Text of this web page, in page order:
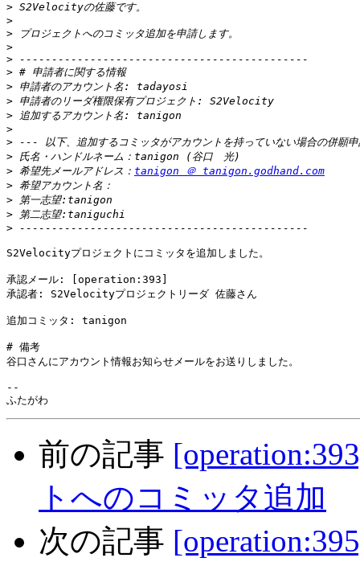
>
>
>
>
>
>
>
>
>
>
>
>
> 希望先メールアドレス： tanigon ＠ tanigon.godhand.com
>
>
>
>
S2Velocityプロジェクトにコミッタを追加しました。
承認メール: [operation:393]
承認者: S2Velocityプロジェクトリーダ 佐藤さん
追加コミッタ: tanigon
# 備考
谷口さんにアカウント情報お知らせメールをお送りしました。
--
前の記事
トへのコミッタ追加
次の記事